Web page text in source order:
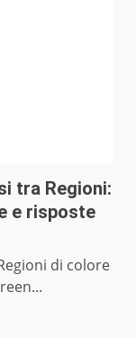
tra Regioni:
e risposte
di colore